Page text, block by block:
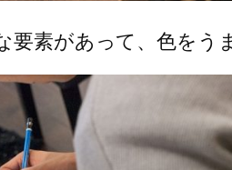
要素があって、色をう